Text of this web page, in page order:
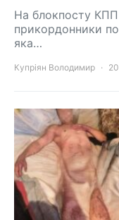
На блокпосту
прикордонники
яка…
Купріян Володимир